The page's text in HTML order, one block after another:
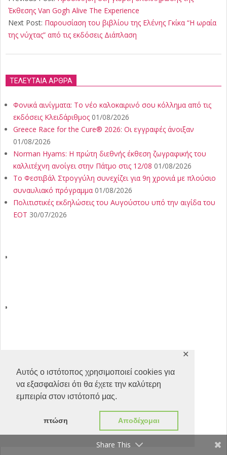
Αυτός ο ιστότοπος χρησιμοποιεί cookies για
να εξασφαλίσει ότι θα έχετε την καλύτερη
εμπειρία στον ιστότοπό μας.
πτώση Αποδέχομαι
✕
04
Έκθεσης Van Gogh Alive The Experience
Next Post: Παρουσίαση του βιβλίου της Ελένης Γκίκα “Η ωραία
της νύχτας” από τις εκδόσεις Διάπλαση
ΤΕΛΕΥΤΑΙΑ ΑΡΘΡΑ
Φονικά αινίγματα: Το νέο καλοκαιρινό σου κόλλημα από τις
εκδόσεις Κλειδάριθμος 01/08/2026
Greece Race for the Cure® 2026: Οι εγγραφές άνοιξαν
01/08/2026
Norman Hyams: Η πρώτη διεθνής έκθεση ζωγραφικής του
καλλιτέχνη ανοίγει στην Πάτμο στις 12/08 01/08/2026
Το Φεστιβάλ Στρογγύλη συνεχίζει για 9η χρονιά με πλούσιο
συναυλιακό πρόγραμμα 01/08/2026
Πολιτιστικές εκδηλώσεις του Αυγούστου υπό την αιγίδα του
ΕΟΤ 30/07/2026
Share This